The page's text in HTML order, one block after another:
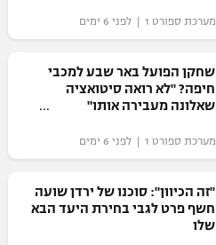
מערכת ספורט 1 | לפני 6 ימים
שחקן הפועל באר שבע למכבי
חיפה? "לא רואה סיטואציה
שאלונה מעבירה אותו"
מערכת ספורט 1 | לפני 6 ימים
"זה הכיוון": סוכנו של ירדן שועה
חשף פרט לגבי בחירת היעד הבא
שלו